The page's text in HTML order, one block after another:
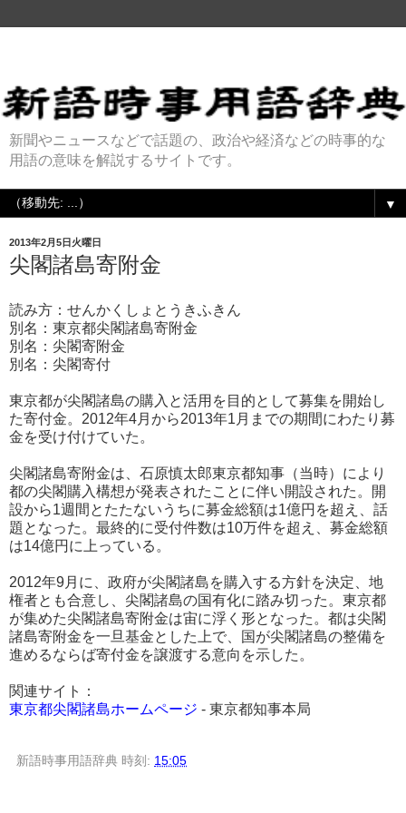
新聞やニュースなどで話題の、政治や経済などの時事的な
用語の意味を解説するサイトです。
▼
2013年2月5日火曜日
尖閣諸島寄附金
読み方：せんかくしょとうきふきん
別名：東京都尖閣諸島寄附金
別名：尖閣寄附金
別名：尖閣寄付
東京都が尖閣諸島の購入と活用を目的として募集を開始し
た寄付金。2012年4月から2013年1月までの期間にわたり募
金を受け付けていた。
尖閣諸島寄附金は、石原慎太郎東京都知事（当時）により
都の尖閣購入構想が発表されたことに伴い開設された。開
設から1週間とたたないうちに募金総額は1億円を超え、話
題となった。最終的に受付件数は10万件を超え、募金総額
は14億円に上っている。
2012年9月に、政府が尖閣諸島を購入する方針を決定、地
権者とも合意し、尖閣諸島の国有化に踏み切った。東京都
が集めた尖閣諸島寄附金は宙に浮く形となった。都は尖閣
諸島寄附金を一旦基金とした上で、国が尖閣諸島の整備を
進めるならば寄付金を譲渡する意向を示した。
関連サイト：
東京都尖閣諸島ホームページ - 東京都知事本局
新語時事用語辞典 時刻: 15:05